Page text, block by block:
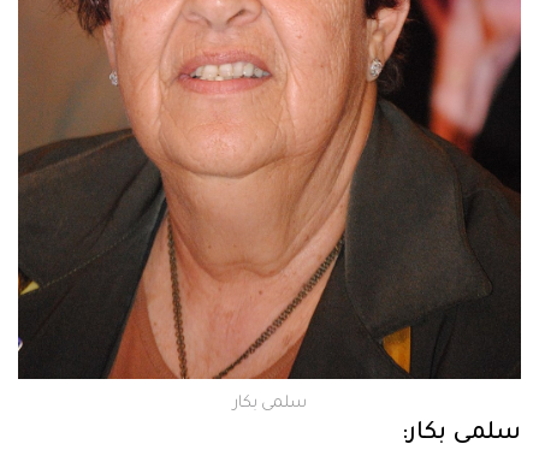
سلمى بكار
سلمى بكار: